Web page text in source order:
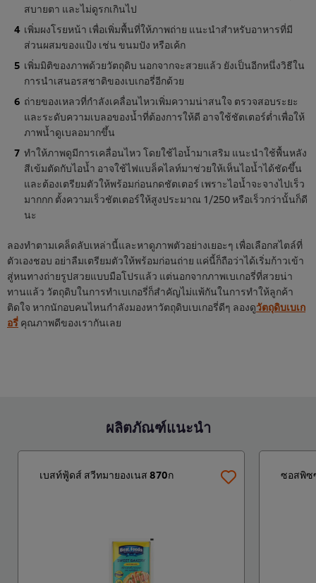
สบายตา และไม่ดูรกเกินไป
เพิ่มผงโรยหน้า เพื่อเพิ่มพื้นที่ให้ภาพถ่าย แนะนำสำหรับอาหารที่มี
ส่วนผสมของแป้ง เช่น ขนมปัง หรือเค้ก
เพิ่มมิติของภาพด้วยวัตถุดิบ นอกจากจะสวยแล้ว ยังเป็นอีกหนึ่งวิธีใน
การนำเสนอรสชาติของเบเกอรี่อีกด้วย
ถ่ายของเหลวที่กำลังเคลื่อนไหวเพิ่มความน่าสนใจ ตรวจสอบระยะ
และระดับความเบลอของน้ำที่ต้องการให้ดี อาจใช้ชัตเตอร์ต่ำเพื่อให้
ภาพน้ำดูเบลอมากขึ้น
ทำให้ภาพดูมีการเคลื่อนไหว โดยใช้ไอน้ำมาเสริม แนะนำใช้พื้นหลัง
สีเข้มตัดกับไอน้ำ อาจใช้ไฟแบล็คไลท์มาช่วยให้เห็นไอน้ำได้ชัดขึ้น
และต้องเตรียมตัวให้พร้อมก่อนกดชัตเตอร์ เพราะไอน้ำจะจางไปเร็ว
มากกก ตั้งความเร็วชัตเตอร์ให้สูงประมาณ 1/250 หรือเร็วกว่านั้นก็ดี
นะ
ลองทำตามเคล็ดลับเหล่านี้และหาดูภาพตัวอย่างเยอะๆ เพื่อเลือกสไตล์ที่
ตัวเองชอบ อย่าลืมเตรียมตัวให้พร้อมก่อนถ่าย แค่นี้ก็ถือว่าได้เริ่มก้าวเข้า
สู่หนทางถ่ายรูปสวยแบบมือโปรแล้ว แต่นอกจากภาพเบเกอรี่ที่สวยน่า
ทานแล้ว วัตถุดิบในการทำเบเกอรี่ก็สำคัญไม่แพ้กันในการทำให้ลูกค้า
ติดใจ หากนักอบคนไหนกำลังมองหาวัตถุดิบเบเกอรี่ดีๆ ลองดูวัตถุดิบเบเก
อรี่ คุณภาพดีของเรากันเลย
ผลิตภัณฑ์แนะนำ
เบสท์ฟู้ดส์ สวีทมายองเนส 870ก ซอสพิซ